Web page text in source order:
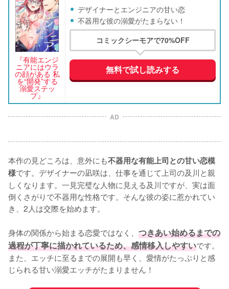
『有能エンジ
ニアにはウラ
の顔がある 私
を“開発”する
溺愛ステッ
プ』
デザイナーとエンジニアの甘い恋
不器用な彼の溺愛がたまらない！
コミックシーモアで70%OFF
無料で試し読みする
AD
本作の見どころは、意外にも不器用な有能上司との甘い恋模
様です。デザイナーの凪咲は、仕事を通じて上司の及川と親
しくなります。一見完璧な人物に見える及川ですが、実は面
倒くさがりで不器用な性格です。そんな彼の姿に惹かれてい
き、2人は交際を始めます。
身体の関係から始まる恋愛ではなく、 つきあい始めるまでの
過程が丁寧に描かれているため、感情移入しやすいです。
また、エッチに至るまでの展開も早く、愛情がたっぷりと感
じられる甘い溺愛エッチがたまりません！